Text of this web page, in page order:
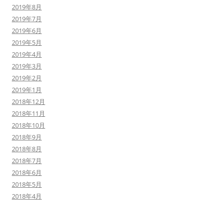
2019年8月
2019年7月
2019年6月
2019年5月
2019年4月
2019年3月
2019年2月
2019年1月
2018年12月
2018年11月
2018年10月
2018年9月
2018年8月
2018年7月
2018年6月
2018年5月
2018年4月